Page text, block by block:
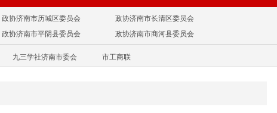
政协济南市历城区委员会
政协济南市长清区委员会
政协济南市平阴县委员会 政协济南市商河县委员会
九三学社济南市委会 市工商联